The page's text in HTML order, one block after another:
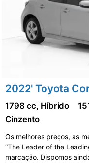
2022' Toyota
1798 cc, Híbrido
Cinzento
Os melhores preços, as
“The Leader of the
marcação. Dispomos